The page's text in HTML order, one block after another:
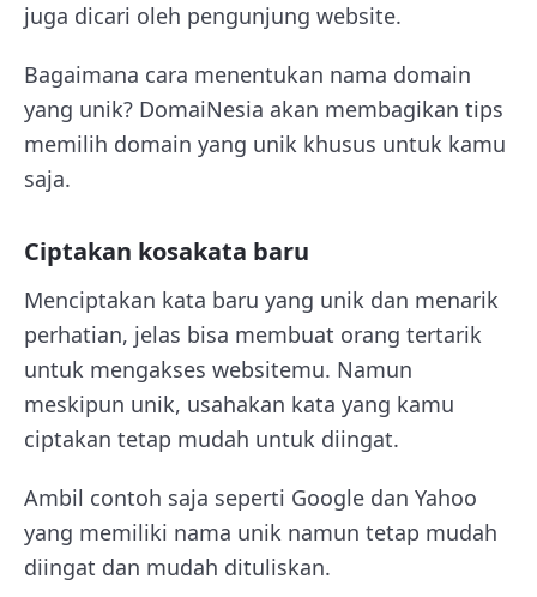
juga dicari oleh pengunjung website.
Bagaimana cara menentukan nama domain
yang unik? DomaiNesia akan membagikan tips
memilih domain yang unik khusus untuk kamu
saja.
Ciptakan kosakata baru
Menciptakan kata baru yang unik dan menarik
perhatian, jelas bisa membuat orang tertarik
untuk mengakses websitemu. Namun
meskipun unik, usahakan kata yang kamu
ciptakan tetap mudah untuk diingat.
Ambil contoh saja seperti Google dan Yahoo
yang memiliki nama unik namun tetap mudah
diingat dan mudah dituliskan.